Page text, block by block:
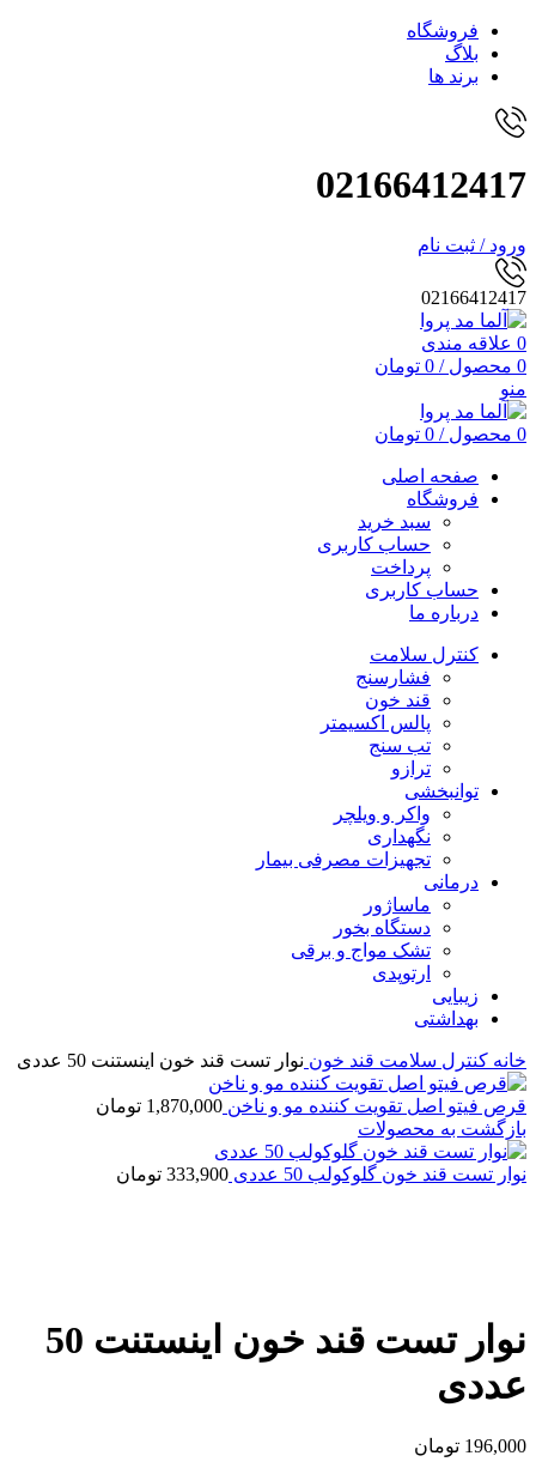
فروشگاه
بلاگ
برند ها
02166412417
ورود / ثبت نام
02166412417
0 علاقه مندی
0 محصول /
0 تومان
منو
0 محصول /
0 تومان
صفحه اصلی
فروشگاه
سبد خرید
حساب کاربری
پرداخت
حساب کاربری
درباره ما
کنترل سلامت
فشارسنج
قند خون
پالس اکسیمتر
تب سنج
ترازو
توانبخشی
واکر و ویلچر
نگهداری
تجهیزات مصرفی بیمار
درمانی
ماساژور
دستگاه بخور
تشک مواج و برقی
ارتوپدی
زیبایی
بهداشتی
خانه کنترل سلامت قند خون نوار تست قند خون اینستنت 50 عددی
قرص فیتو اصل تقویت کننده مو و ناخن 1,870,000 تومان
بازگشت به محصولات
نوار تست قند خون گلوکولب 50 عددی 333,900 تومان
نوار تست قند خون اینستنت 50
عددی
196,000 تومان